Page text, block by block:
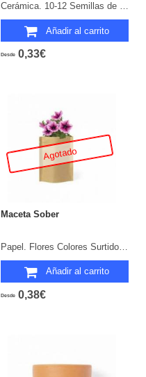
Cerámica. 10-12 Semillas de Petunia Incluidas.
Añadir al carrito
Desde 0,33€
Agotado
Maceta Sober
Añadir al carrito
Desde 0,38€